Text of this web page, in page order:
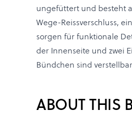
ungefüttert und besteht
Wege-Reissverschluss,
sorgen für funktionale
der Innenseite und zwei
Bündchen sind
ABOUT THIS